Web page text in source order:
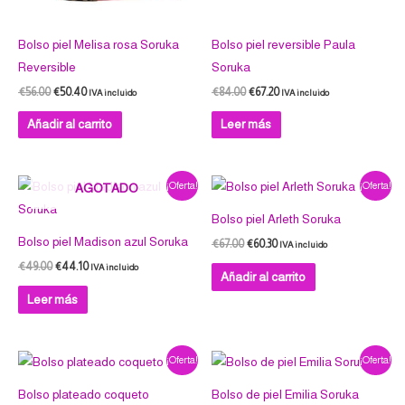
Bolso piel Melisa rosa Soruka
Reversible
€56.00 €50.40 IVA incluido
Añadir al carrito
Bolso piel reversible Paula
Soruka
€84.00 €67.20 IVA incluido
Leer más
¡Oferta!
AGOTADO
Bolso piel Madison azul Soruka
€49.00
El
precio
original
€49.00.
€44.10
El
precio
€44.10.
IVA incluido
Leer más
¡Oferta!
Bolso piel Arleth Soruka
€67.00
El
precio
era:
€67.00.
€60.30
El
es:
€60.30.
IVA incluido
Añadir al carrito
¡Oferta!
Bolso plateado coqueto
precio
era:
El
es:
¡Oferta!
Bolso de piel Emilia Soruka
precio
era:
El
es: